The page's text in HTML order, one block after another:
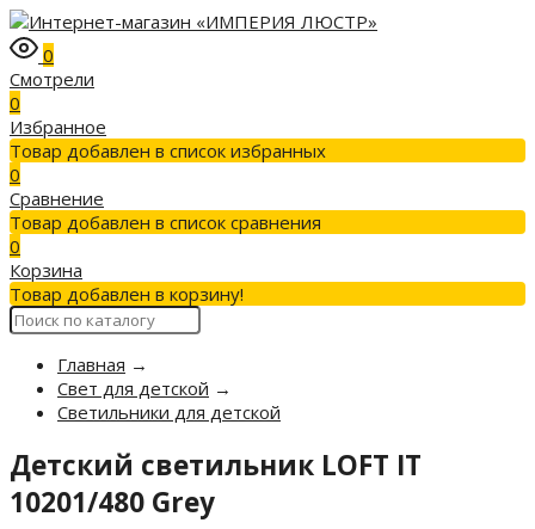
0
Смотрели
0
Избранное
Товар добавлен в список избранных
0
Сравнение
Товар добавлен в список сравнения
0
Корзина
Товар добавлен в корзину!
Главная →
Свет для детской →
Светильники для детской
Детский светильник LOFT IT
10201/480 Grey